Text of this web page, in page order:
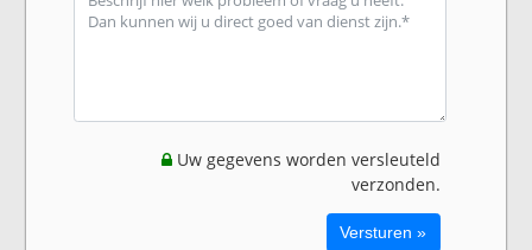
Uw gegevens worden versleuteld
verzonden.